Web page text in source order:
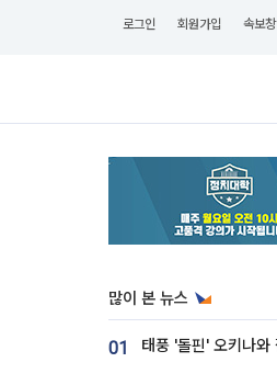
로그인 회원가입 속보창
많이 본 뉴스
01